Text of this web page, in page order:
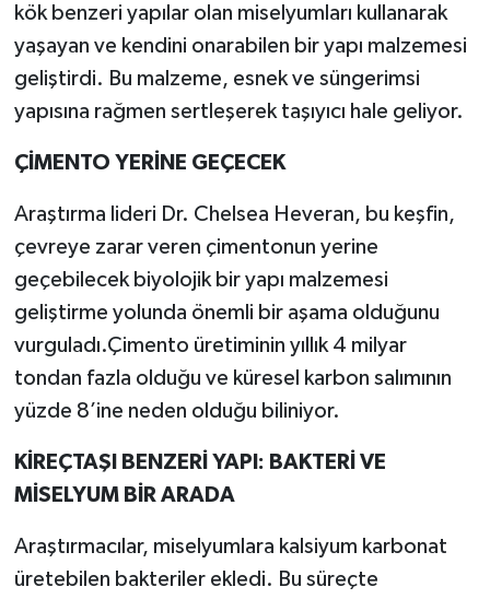
kök benzeri yapılar olan miselyumları kullanarak
yaşayan ve kendini onarabilen bir yapı malzemesi
geliştirdi. Bu malzeme, esnek ve süngerimsi
yapısına rağmen sertleşerek taşıyıcı hale geliyor.
ÇİMENTO YERİNE GEÇECEK
Araştırma lideri Dr. Chelsea Heveran, bu keşfin,
çevreye zarar veren çimentonun yerine
geçebilecek biyolojik bir yapı malzemesi
geliştirme yolunda önemli bir aşama olduğunu
vurguladı.Çimento üretiminin yıllık 4 milyar
tondan fazla olduğu ve küresel karbon salımının
yüzde 8’ine neden olduğu biliniyor.
KİREÇTAŞI BENZERİ YAPI: BAKTERİ VE
MİSELYUM BİR ARADA
Araştırmacılar, miselyumlara kalsiyum karbonat
üretebilen bakteriler ekledi. Bu süreçte